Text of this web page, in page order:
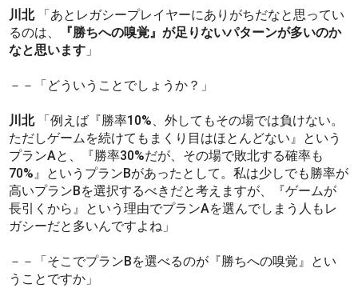
川北
「あとレガシープレイヤーにありがちだなと思ってい
るのは、
『勝ちへの嗅覚』が足りないパターンが多いのか
なと思います 」
－－「どういうことでしょうか？」
川北
「例えば『勝率10%、外してもその場では負けない。
ただしゲームを続けてもまくり目はほとんどない』という
プランAと、『勝率30%だが、その場で敗北する確率も
70%』というプランBがあったとして。私は少しでも勝率が
高いプランBを選択するべきだと考えますが、『ゲームが
長引くから』という理由でプランAを選んでしまう人もレ
ガシーだと多いんですよね」
－－「そこでプランBを選べるのが『勝ちへの嗅覚』とい
うことですか」